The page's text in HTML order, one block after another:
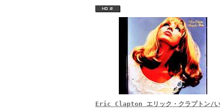
Eric Clapton エリック・クラプトン/い